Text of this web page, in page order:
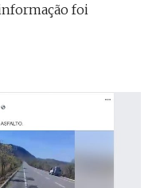
foi